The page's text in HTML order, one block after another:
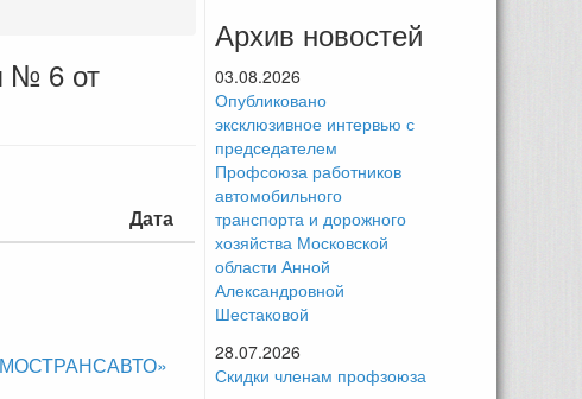
№ 6 от
Дата
«МОСТРАНСАВТО»
Архив новостей
03.08.2026
Опубликовано
эксклюзивное интервью с
председателем
Профсоюза работников
автомобильного
транспорта и дорожного
хозяйства Московской
области Анной
Александровной
Шестаковой
28.07.2026
Скидки членам профзоюза